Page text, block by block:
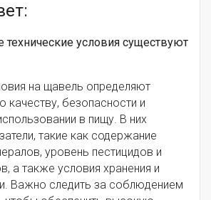
технические условия существуют
на щавель определяют
качеству, безопасности и
в пищу. В них
такие как содержание
уровень пестицидов и
а также условия хранения и
Важно следить за соблюдением